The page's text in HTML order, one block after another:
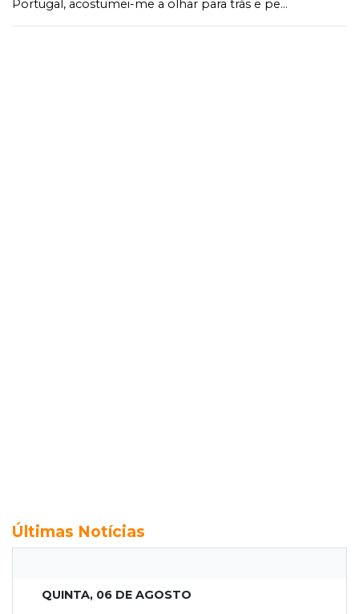
Portugal, acostumei-me a olhar para trás e pe...
Últimas Notícias
QUINTA, 06 DE AGOSTO